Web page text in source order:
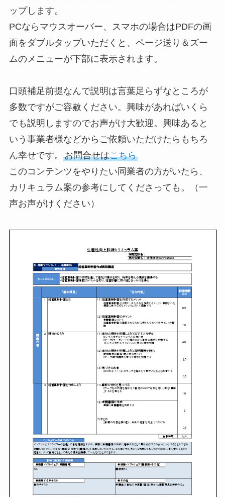
ップします。
PCならマウスオーバー、スマホの場合はPDFの画
面をダブルタップいただくと、ページ送り＆ズー
ムのメニューが下部に表示されます。
口頭補足前提なんで説明は言葉足らずなところが
多数ですがご容赦ください。興味があればいくら
でも説明しますのでお声がけ大歓迎。興味あると
いう事業者様などからご依頼いただけたらもちろ
ん幸せです。 お問合せはこちら
このコンテンツをやりたい同業者の方がいたら、
カリキュラム案の参考にしてくださっても。（一
声お声がけください）